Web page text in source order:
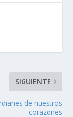
SIGUIENTE
de nuestros
corazones